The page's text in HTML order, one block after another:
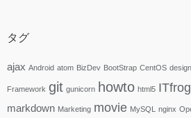
タグ
ajax Android atom BizDev BootStrap CentOS design
Framework git gunicorn howto html5
markdown Marketing movie MySQL nginx